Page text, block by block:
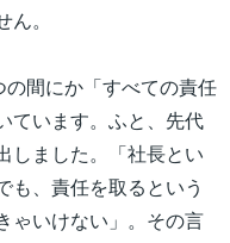
ん。
間にか「すべての責任
ています。ふと、先代
しました。「社長とい
も、責任を取るという
ゃいけない」。その言